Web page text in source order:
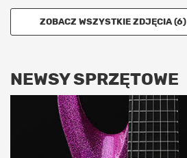
ZOBACZ WSZYSTKIE ZDJĘCIA (6)
NEWSY SPRZĘTOWE